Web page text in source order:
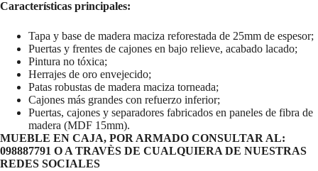
Características principales:
Tapa y base de madera maciza reforestada de 25mm de espesor;
Puertas y frentes de cajones en bajo relieve, acabado lacado;
Pintura no tóxica;
Herrajes de oro envejecido;
Patas robustas de madera maciza torneada;
Cajones más grandes con refuerzo inferior;
Puertas, cajones y separadores fabricados en paneles de fibra de
madera (MDF 15mm).
MUEBLE EN CAJA, POR ARMADO CONSULTAR AL:
098887791 O A TRAVÈS DE CUALQUIERA DE NUESTRAS
REDES SOCIALES